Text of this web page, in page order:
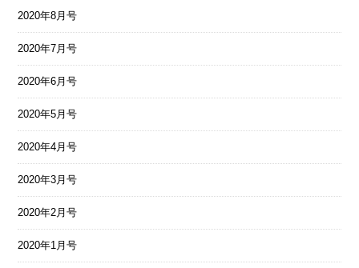
2020年8月号
2020年7月号
2020年6月号
2020年5月号
2020年4月号
2020年3月号
2020年2月号
2020年1月号